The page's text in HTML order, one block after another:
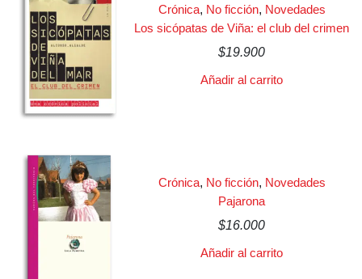
Crónica, No ficción, Novedades
Los sicópatas de Viña: el club del crimen
$19.900
Añadir al carrito
Crónica, No ficción, Novedades
Pajarona
$16.000
Añadir al carrito